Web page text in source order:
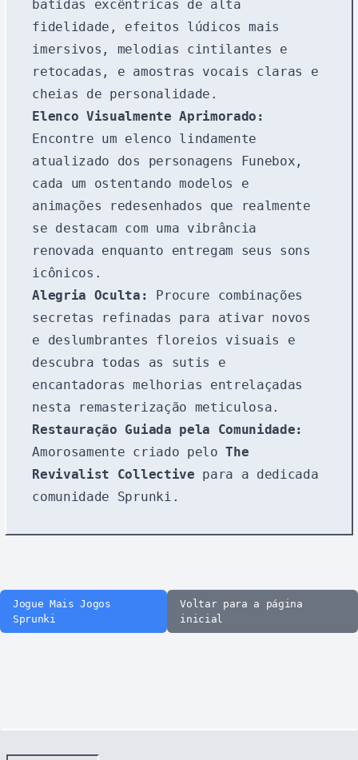
batidas excêntricas de alta
fidelidade, efeitos lúdicos mais
imersivos, melodias cintilantes e
retocadas, e amostras vocais claras e
cheias de personalidade.
Elenco Visualmente Aprimorado:
Encontre um elenco lindamente
atualizado dos personagens Funebox,
cada um ostentando modelos e
animações redesenhados que realmente
se destacam com uma vibrância
renovada enquanto entregam seus sons
icônicos.
Alegria Oculta:
Procure combinações
secretas refinadas para ativar novos
e deslumbrantes floreios visuais e
descubra todas as sutis e
encantadoras melhorias entrelaçadas
nesta remasterização meticulosa.
Restauração Guiada pela Comunidade:
Amorosamente criado peloThe
Revivalist Collective para a dedicada
comunidade Sprunki.
Jogue Mais Jogos
Sprunki
Voltar para a página
inicial